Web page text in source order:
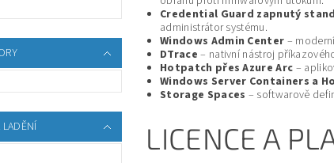
Credential Guard zapnutý
administrátor systému.
Windows Admin Center –
DTrace – nativní nástroj
Hotpatch přes Azure Arc –
Windows Server Containers a
Storage Spaces – softwarově
LICENCE A